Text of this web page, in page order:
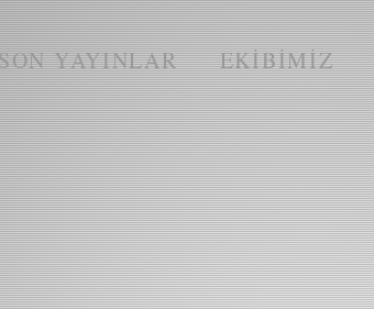
YAYINLAR EKIBIMIZ